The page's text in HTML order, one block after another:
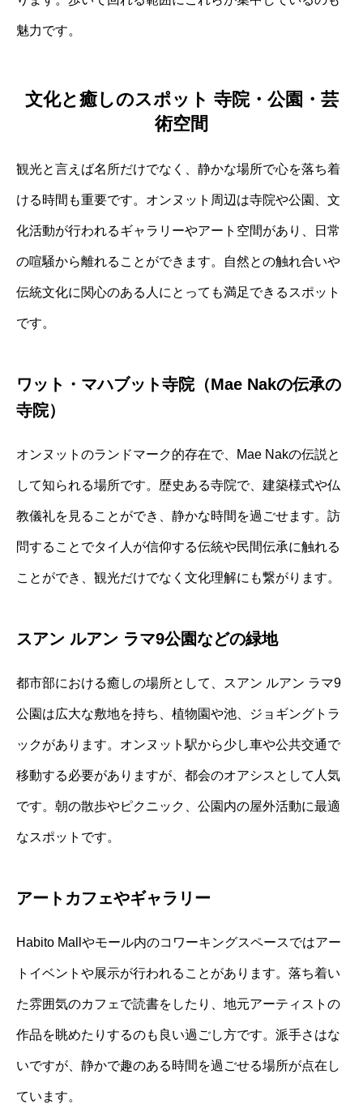
魅力です。
文化と癒しのスポット 寺院・公園・芸
術空間
観光と言えば名所だけでなく、静かな場所で心を落ち着
ける時間も重要です。オンヌット周辺は寺院や公園、文
化活動が行われるギャラリーやアート空間があり、日常
の喧騒から離れることができます。自然との触れ合いや
伝統文化に関心のある人にとっても満足できるスポット
です。
ワット・マハブット寺院（Mae Nakの伝承の
寺院）
オンヌットのランドマーク的存在で、Mae Nakの伝説と
して知られる場所です。歴史ある寺院で、建築様式や仏
教儀礼を見ることができ、静かな時間を過ごせます。訪
問することでタイ人が信仰する伝統や民間伝承に触れる
ことができ、観光だけでなく文化理解にも繋がります。
スアン ルアン ラマ9公園などの緑地
都市部における癒しの場所として、スアン ルアン ラマ9
公園は広大な敷地を持ち、植物園や池、ジョギングトラ
ックがあります。オンヌット駅から少し車や公共交通で
移動する必要がありますが、都会のオアシスとして人気
です。朝の散歩やピクニック、公園内の屋外活動に最適
なスポットです。
アートカフェやギャラリー
Habito Mallやモール内のコワーキングスペースではアー
トイベントや展示が行われることがあります。落ち着い
た雰囲気のカフェで読書をしたり、地元アーティストの
作品を眺めたりするのも良い過ごし方です。派手さはな
いですが、静かで趣のある時間を過ごせる場所が点在し
ています。